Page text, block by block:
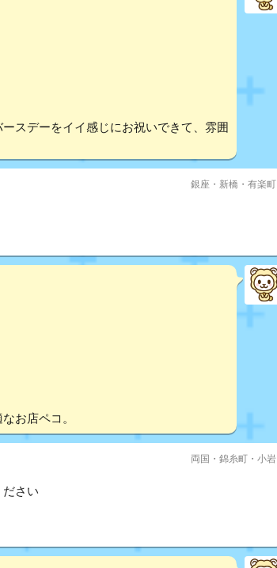
スデーをイイ感じにお祝いできて、雰囲
銀座・新橋・有楽町
お店ペコ。
両国・錦糸町・小岩
さい